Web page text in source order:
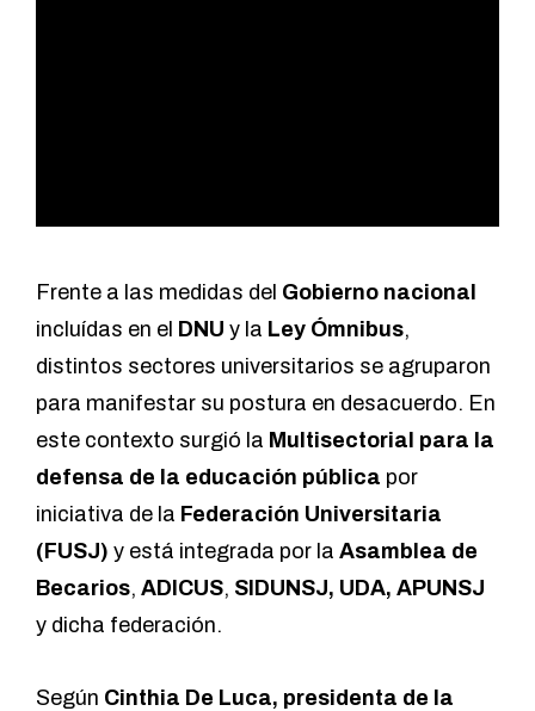
Frente a las medidas del Gobierno nacional
incluídas en el DNU y la Ley Ómnibus,
distintos sectores universitarios se agruparon
para manifestar su postura en desacuerdo. En
este contexto surgió la Multisectorial para la
defensa de la educación pública por
iniciativa de la Federación Universitaria
(FUSJ) y está integrada por la Asamblea de
Becarios, ADICUS, SIDUNSJ, UDA, APUNSJ
y dicha federación.
Según Cinthia De Luca, presidenta de la